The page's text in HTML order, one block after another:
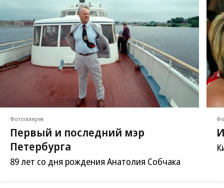
Фотогалерея
Первый и последний мэр
Петербурга
89 лет со дня рождения Анатолия Собчака